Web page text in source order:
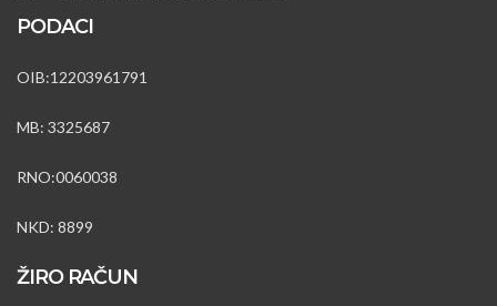
PODACI
OIB:12203961791
MB: 3325687
RNO:0060038
NKD: 8899
ŽIRO RAČUN